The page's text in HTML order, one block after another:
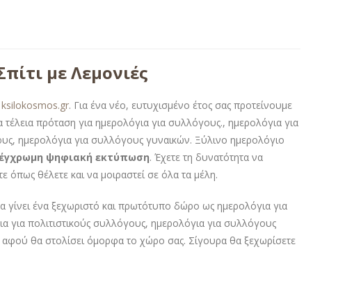
με Λεμονιές
ksilokosmos.gr. Για ένα νέο, ευτυχισμένο έτος σας προτείνουμε
τέλεια πρόταση για ημερολόγια για συλλόγους., ημερολόγια για
ημερολόγια για συλλόγους γυναικών. Ξύλινο ημερολόγιο
ψηφιακή εκτύπωση. Έχετε τη δυνατότητα να
όπως θέλετε και να μοιραστεί σε όλα τα μέλη.
ένα ξεχωριστό και πρωτότυπο δώρο ως ημερολόγια για
για πολιτιστικούς συλλόγους, ημερολόγια για συλλόγους
θα στολίσει όμορφα το χώρο σας. Σίγουρα θα ξεχωρίσετε